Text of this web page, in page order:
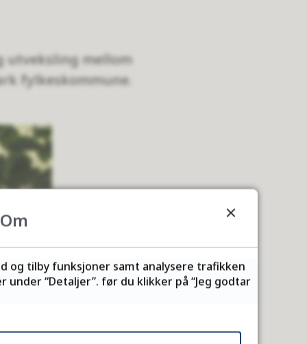
utveksling mellom
fylkeskommune.
Om
og tilby funksjoner samt analysere trafikken
“Detaljer”. før du klikker på “Jeg godtar